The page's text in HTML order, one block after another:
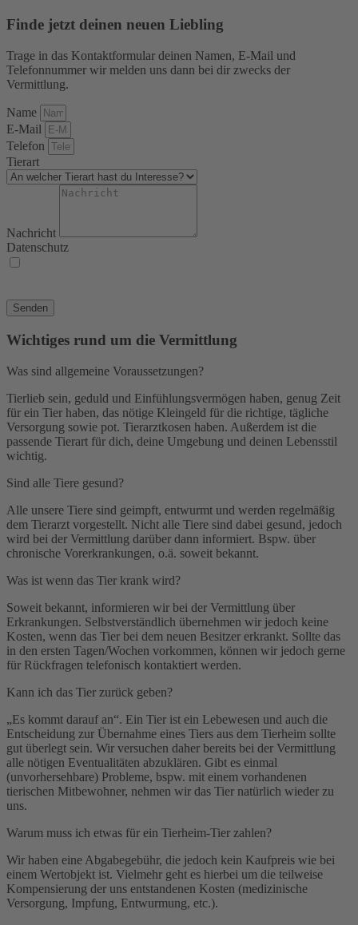
Finde jetzt deinen neuen Liebling
Trage in das Kontaktformular deinen Namen, E-Mail und
Telefonnummer wir melden uns dann bei dir zwecks der
Vermittlung.
Name
E-Mail
Telefon
Tierart
Nachricht
Datenschutz
Senden
Wichtiges rund um die Vermittlung
Was sind allgemeine Voraussetzungen?
Tierlieb sein, geduld und Einfühlungsvermögen haben, genug Zeit
für ein Tier haben, das nötige Kleingeld für die richtige, tägliche
Versorgung sowie pot. Tierarztkosen haben. Außerdem ist die
passende Tierart für dich, deine Umgebung und deinen Lebensstil
wichtig.
Sind alle Tiere gesund?
Alle unsere Tiere sind geimpft, entwurmt und werden regelmäßig
dem Tierarzt vorgestellt. Nicht alle Tiere sind dabei gesund, jedoch
wird bei der Vermittlung darüber dann informiert. Bspw. über
chronische Vorerkrankungen, o.ä. soweit bekannt.
Was ist wenn das Tier krank wird?
Soweit bekannt, informieren wir bei der Vermittlung über
Erkrankungen. Selbstverständlich übernehmen wir jedoch keine
Kosten, wenn das Tier bei dem neuen Besitzer erkrankt. Sollte das
in den ersten Tagen/Wochen vorkommen, können wir jedoch gerne
für Rückfragen telefonisch kontaktiert werden.
Kann ich das Tier zurück geben?
„Es kommt darauf an“. Ein Tier ist ein Lebewesen und auch die
Entscheidung zur Übernahme eines Tiers aus dem Tierheim sollte
gut überlegt sein. Wir versuchen daher bereits bei der Vermittlung
alle nötigen Eventualitäten abzuklären. Gibt es einmal
(unvorhersehbare) Probleme, bspw. mit einem vorhandenen
tierischen Mitbewohner, nehmen wir das Tier natürlich wieder zu
uns.
Warum muss ich etwas für ein Tierheim-Tier zahlen?
Wir haben eine Abgabegebühr, die jedoch kein Kaufpreis wie bei
einem Wertobjekt ist. Vielmehr geht es hierbei um die teilweise
Kompensierung der uns entstandenen Kosten (medizinische
Versorgung, Impfung, Entwurmung, etc.).